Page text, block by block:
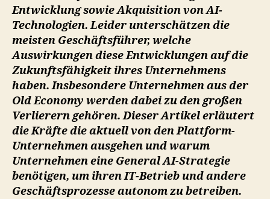
Entwicklung sowie Akquisition von AI-
Technologien. Leider unterschätzen die
meisten Geschäftsführer, welche
Auswirkungen diese Entwicklungen auf die
Zukunftsfähigkeit ihres Unternehmens
haben. Insbesondere Unternehmen aus der
Old Economy werden dabei zu den großen
Verlierern gehören. Dieser Artikel erläutert
die Kräfte die aktuell von den Plattform-
Unternehmen ausgehen und warum
Unternehmen eine General AI-Strategie
benötigen, um ihren IT-Betrieb und andere
Geschäftsprozesse autonom zu betreiben.